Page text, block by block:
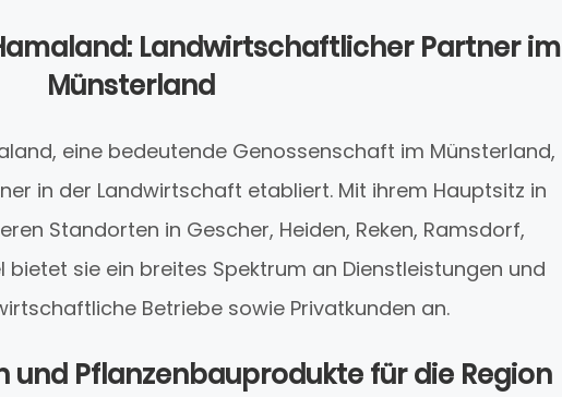
Landwirtschaftlicher Partner im
Münsterland
eine bedeutende Genossenschaft im Münsterland,
in der Landwirtschaft etabliert. Mit ihrem Hauptsitz in
Standorten in Gescher, Heiden, Reken, Ramsdorf,
bietet sie ein breites Spektrum an Dienstleistungen und
Betriebe sowie Privatkunden an.
Pflanzenbauprodukte für die Region